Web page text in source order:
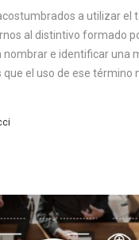
a utilizar el
al distintivo formado
nombrar e identificar una
que el uso de ese término